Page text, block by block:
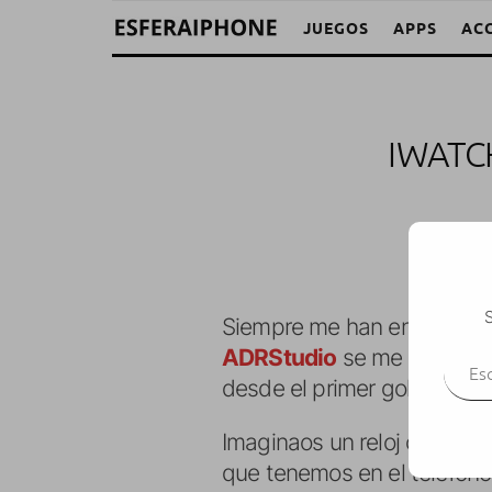
JUEGOS APPS
Siempre me han
ADRStudio se me ha
desde el primer golpe de
Imaginaos un reloj capaz de
que tenemos en el